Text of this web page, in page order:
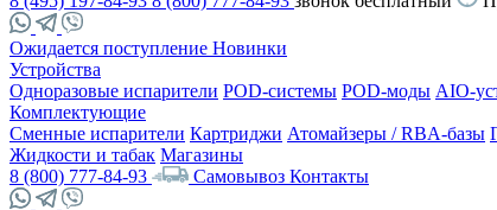
Ожидается поступление Новинки
Устройства
Одноразовые испарители POD-системы POD-моды AIO-
Комплектующие
Сменные испарители Картриджи Атомайзеры / RBA-базы
Жидкости и табак Магазины
8 (800) 777-84-93
Самовывоз Контакты